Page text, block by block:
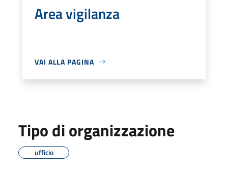
Area vigilanza
VAI ALLA PAGINA
Tipo di organizzazione
ufficio